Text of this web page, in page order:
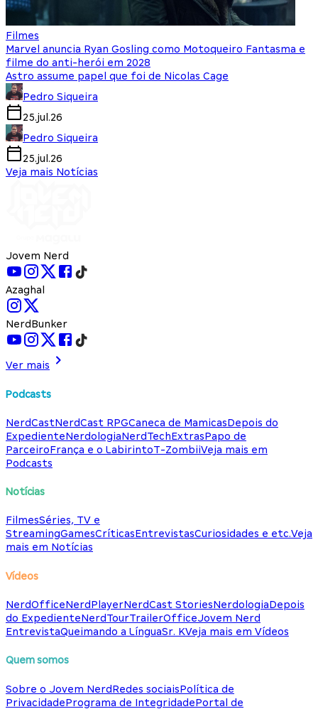
Filmes
Marvel anuncia Ryan Gosling como Motoqueiro Fantasma e
filme do anti-herói em 2028
Astro assume papel que foi de Nicolas Cage
Pedro Siqueira
25.jul.26
Pedro Siqueira
25.jul.26
Veja mais Notícias
Jovem Nerd
Azaghal
NerdBunker
Ver mais
Podcasts
NerdCastNerdCast RPGCaneca de MamicasDepois do
ExpedienteNerdologiaNerdTechExtrasPapo de
ParceiroFrança e o LabirintoT-ZombiiVeja mais em
Podcasts
Notícias
FilmesSéries, TV e
StreamingGamesCríticasEntrevistasCuriosidades e etc.Veja
mais em Notícias
Vídeos
NerdOfficeNerdPlayerNerdCast StoriesNerdologiaDepois
do ExpedienteNerdTourTrailerOfficeJovem Nerd
EntrevistaQueimando a LínguaSr. KVeja mais em Vídeos
Quem somos
Sobre o Jovem NerdRedes sociaisPolítica de
PrivacidadePrograma de IntegridadePortal de